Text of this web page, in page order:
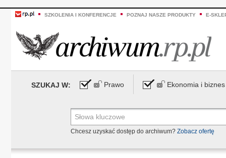
SZKOLENIA I KONFERENCJE POZNAJ NASZE PRODUKTY E-
SZUKAJ W: Prawo Ekonomia i biznes
Chcesz uzyskać dostęp do archiwum? Zobacz ofertę